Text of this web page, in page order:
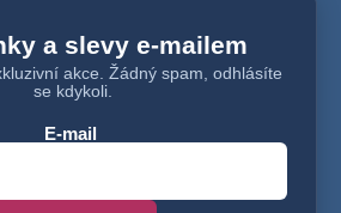
a slevy e-mailem
akce. Žádný spam, odhlásíte
se kdykoli.
E-mail